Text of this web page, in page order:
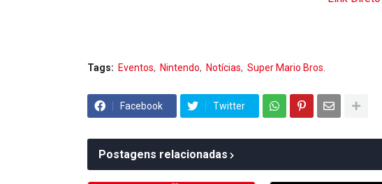
Tags: Eventos Nintendo Notícias Super Mario Bros.
Facebook Twitter
Postagens relacionadas